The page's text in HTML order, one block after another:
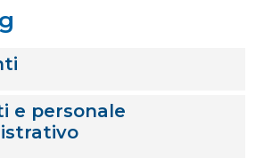
e personale